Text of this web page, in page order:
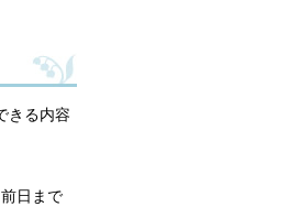
きる内容
日まで